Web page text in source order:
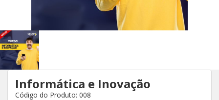
Informática e Inovação
Código do Produto: 008